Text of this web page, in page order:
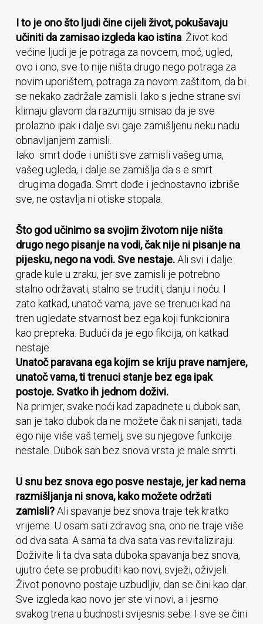
I to je ono što ljudi čine cijeli život, pokušavaju
učiniti da zamisao izgleda kao istina. Život kod
većine ljudi je je potraga za novcem, moć, ugled,
ovo i ono, sve to nije ništa drugo nego potraga za
novim uporištem, potraga za novom zaštitom, da bi
se nekako zadržale zamisli. Iako s jedne strane svi
klimaju glavom da razumiju smisao da je sve
prolazno ipak i dalje svi gaje zamišljenu neku nadu
obnavljanjem zamisli.
Iako smrt dođe i uništi sve zamisli vašeg uma,
vašeg ugleda, i dalje se zamišlja da s e smrt
drugima događa. Smrt dođe i jednostavno izbriše
sve, ne ostavlja ni otiske stopala.
Što god učinimo sa svojim životom nije ništa
drugo nego pisanje na vodi, čak nije ni pisanje na
pijesku, nego na vodi. Sve nestaje.Ali svi i dalje
grade kule u zraku, jer sve zamisli je potrebno
stalno održavati, stalno se truditi, danju i noću. I
zato katkad, unatoč vama, jave se trenuci kad na
tren ugledate stvarnost bez ega koji funkcionira
kao prepreka. Budući da je ego fikcija, on katkad
nestaje.
Unatoč paravana ega kojim se kriju prave namjere,
unatoč vama, ti trenuci stanje bez ega ipak
postoje. Svatko ih jednom doživi.
Na primjer, svake noći kad zapadnete u dubok san,
san je tako dubok da ne možete čak ni sanjati, tada
ego nije više vaš temelj, sve su njegove funkcije
nestale. Dubok san bez snova vrsta je male smrti.
U snu bez snova ego posve nestaje, jer kad nema
razmišljanja ni snova, kako možete održati
zamisli?Ali spavanje bez snova traje tek kratko
vrijeme. U osam sati zdravog sna, ono ne traje više
od dva sata. A sama ta dva sata vas revitaliziraju.
Doživite li ta dva sata duboka spavanja bez snova,
ujutro ćete se probuditi kao novi, svježi, oživjeli.
Život ponovno postaje uzbudljiv, dan se čini kao dar.
Sve izgleda kao novo jer ste vi novi, a i jesmo
svakog trena u budnosti svijesnis sebe. I sve se čini